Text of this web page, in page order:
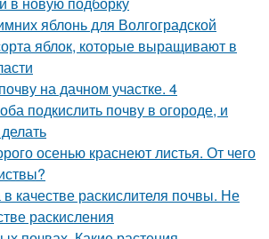
яблонь для Волгоградской
яблок, которые выращивают в
на дачном участке. 4
подкислить почву в огороде, и
осенью краснеют листья. От чего
качестве раскислителя почвы. Не
раскисления